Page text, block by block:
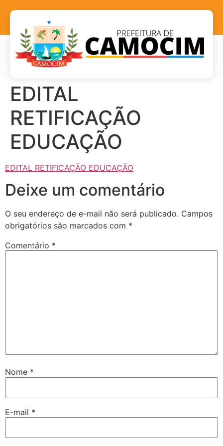
EDITAL
RETIFICAÇÃO
EDUCAÇÃO
EDITAL RETIFICAÇÃO EDUCAÇÃO
Deixe um comentário
O seu endereço de e-mail não será publicado. Campos
obrigatórios são marcados com *
Comentário *
Nome *
E-mail *